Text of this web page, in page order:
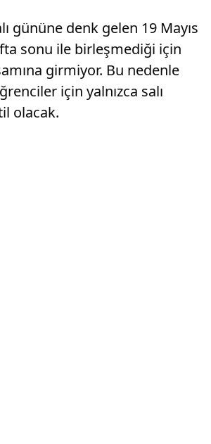
gününe denk gelen 19 Mayıs
sonu ile birleşmediği için
girmiyor. Bu nedenle
için yalnızca salı
olacak.